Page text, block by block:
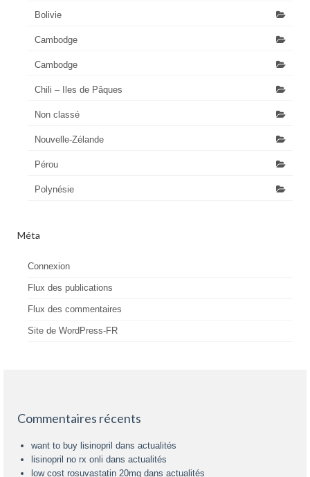
Bolivie
Cambodge
Cambodge
Chili – Iles de Pâques
Non classé
Nouvelle-Zélande
Pérou
Polynésie
Méta
Connexion
Flux des publications
Flux des commentaires
Site de WordPress-FR
Commentaires récents
want to buy lisinopril dans actualités
lisinopril no rx onli dans actualités
low cost rosuvastatin 20mg dans actualités